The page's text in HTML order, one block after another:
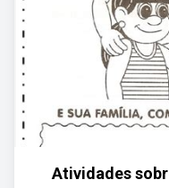
Atividades